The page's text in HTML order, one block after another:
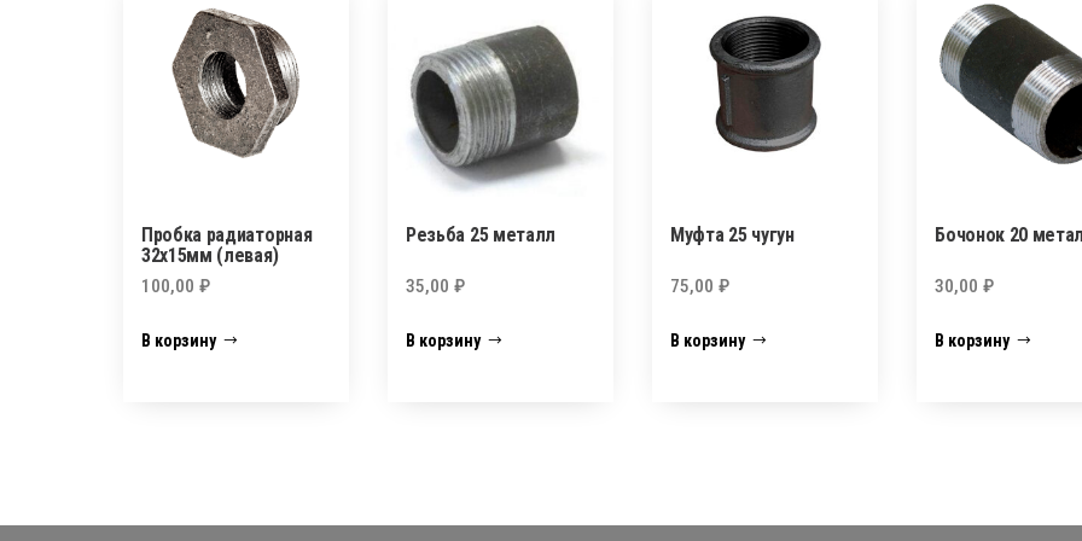
Пробка радиаторная
32х15мм (левая)
100,00 ₽
В корзину
Резьба 25 металл
35,00₽
В корзину
Муфта 25 чугун
75,00₽
В корзину
Бочонок 20
30,00₽
В корзину